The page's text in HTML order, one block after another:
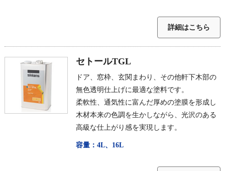
詳細はこちら
セトールTGL
ドア、窓枠、玄関まわり、その他軒下木部の
無色透明仕上げに最適な塗料です。
柔軟性、通気性に富んだ厚めの塗膜を形成し
木材本来の色調を生かしながら、光沢のある
高級な仕上がり感を実現します。
容量：4L、16L